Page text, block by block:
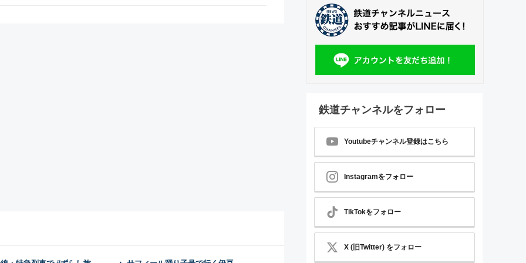
鉄道チャンネルをフォロー
Youtubeチャンネル登録はこちら
Instagramをフォロー
TikTokをフォロー
X (旧Twitter) をフォロー